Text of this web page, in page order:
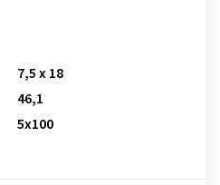
7,5 x 18
46,1
5x100